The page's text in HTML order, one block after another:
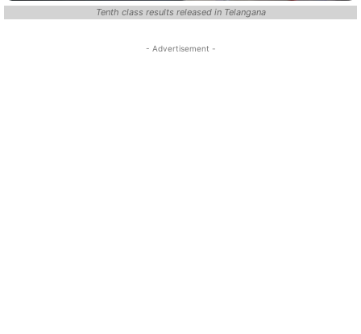
Tenth class results released in Telangana
- Advertisement -